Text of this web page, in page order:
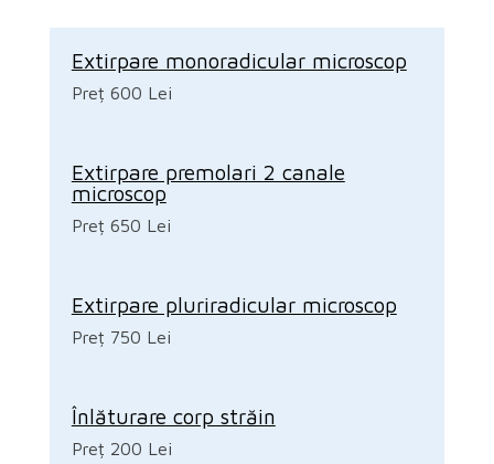
Extirpare monoradicular microscop
Preț 600 Lei
Extirpare premolari 2 canale
microscop
Preț 650 Lei
Extirpare pluriradicular microscop
Preț 750 Lei
Înlăturare corp străin
Preț 200 Lei